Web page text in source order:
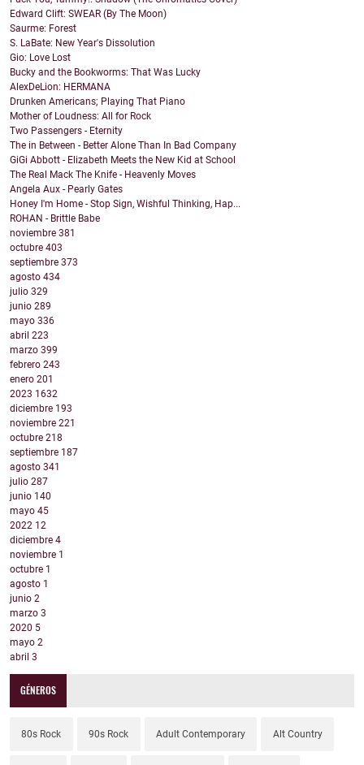
Edward Clift: SWEAR (By The Moon)
Saurme: Forest
S. LaBate: New Year's Dissolution
Gio: Love Lost
Bucky and the Bookworms: That Was Lucky
AlexDeLion: HERMANA
Drunken Americans; Playing That Piano
Mother of Loudness: All for Rock
Two Passengers - Eternity
The in Between - Better Alone Than In Bad Company
GiGi Abbott - Elizabeth Meets the New Kid at School
The Real Mack The Knife - Heavenly Moves
Angela Aux - Pearly Gates
Honey I'm Home - Stop Sign, Wishful Thinking, Hap...
ROHAN - Brittle Babe
noviembre 381
octubre 403
septiembre 373
agosto 434
julio 329
junio 289
mayo 336
abril 223
marzo 399
febrero 243
enero 201
2023 1632
diciembre 193
noviembre 221
octubre 218
septiembre 187
agosto 341
julio 287
junio 140
mayo 45
2022 12
diciembre 4
noviembre 1
octubre 1
agosto 1
junio 2
marzo 3
2020 5
mayo 2
abril 3
GÉNEROS
80s Rock 90s Rock Adult Contemporary Alt Country